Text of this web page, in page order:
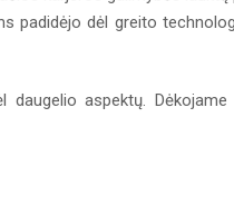
padidėjo dėl greito
aspektų. Dėkojame